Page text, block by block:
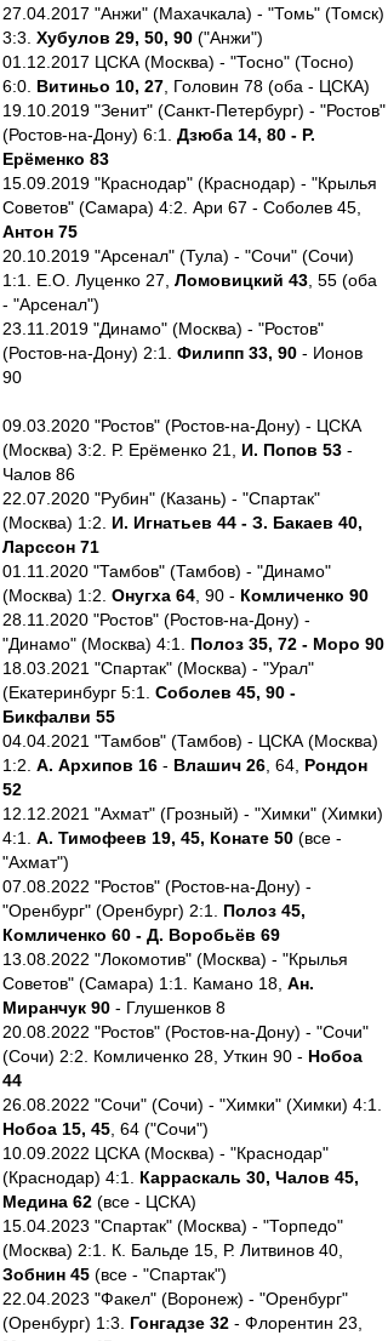
27.04.2017 "Анжи" (Махачкала) - "Томь" (Томск)
3:3. Хубулов 29, 50, 90 ("Анжи")
01.12.2017 ЦСКА (Москва) - "Тосно" (Тосно)
6:0. Витиньо 10, 27 , Головин 78 (оба - ЦСКА)
19.10.2019 "Зенит" (Санкт-Петербург) - "Ростов"
(Ростов-на-Дону) 6:1. Дзюба 14, 80 - Р.
Ерёменко 83
15.09.2019 "Краснодар" (Краснодар) - "Крылья
Советов" (Самара) 4:2. Ари 67 - Соболев 45,
Антон 75
20.10.2019 "Арсенал" (Тула) - "Сочи" (Сочи)
1:1. Е.О. Луценко 27, Ломовицкий 43 , 55 (оба
- "Арсенал")
23.11.2019 "Динамо" (Москва) - "Ростов"
(Ростов-на-Дону) 2:1. Филипп 33, 90 - Ионов
90
09.03.2020 "Ростов" (Ростов-на-Дону) - ЦСКА
(Москва) 3:2. Р. Ерёменко 21, И. Попов 53 -
Чалов 86
22.07.2020 "Рубин" (Казань) - "Спартак"
(Москва) 1:2. И. Игнатьев 44 - З. Бакаев 40,
Ларссон 71
01.11.2020 "Тамбов" (Тамбов) - "Динамо"
(Москва) 1:2. Онугха 64 , 90 - Комличенко 90
28.11.2020 "Ростов" (Ростов-на-Дону) -
"Динамо" (Москва) 4:1. Полоз 35, 72 - Моро 90
18.03.2021 "Спартак" (Москва) - "Урал"
(Екатеринбург 5:1. Соболев 45, 90 -
Бикфалви 55
04.04.2021 "Тамбов" (Тамбов) - ЦСКА (Москва)
1:2. А. Архипов 16 - Влашич 26 , 64, Рондон
52
12.12.2021 "Ахмат" (Грозный) - "Химки" (Химки)
4:1. А. Тимофеев 19, 45, Конате 50 (все -
"Ахмат")
07.08.2022 "Ростов" (Ростов-на-Дону) -
"Оренбург" (Оренбург) 2:1. Полоз 45,
Комличенко 60 - Д. Воробьёв 69
13.08.2022 "Локомотив" (Москва) - "Крылья
Советов" (Самара) 1:1. Камано 18, Ан.
Миранчук 90 - Глушенков 8
20.08.2022 "Ростов" (Ростов-на-Дону) - "Сочи"
(Сочи) 2:2. Комличенко 28, Уткин 90 - Нобоа
44
26.08.2022 "Сочи" (Сочи) - "Химки" (Химки) 4:1.
Нобоа 15, 45 , 64 ("Сочи")
10.09.2022 ЦСКА (Москва) - "Краснодар"
(Краснодар) 4:1. Карраскаль 30, Чалов 45,
Медина 62 (все - ЦСКА)
15.04.2023 "Спартак" (Москва) - "Торпедо"
(Москва) 2:1. К. Бальде 15, Р. Литвинов 40,
Зобнин 45 (все - "Спартак")
22.04.2023 "Факел" (Воронеж) - "Оренбург"
(Оренбург) 1:3. Гонгадзе 32 - Флорентин 23,